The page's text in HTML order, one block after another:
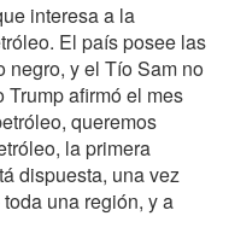
interesa a la
El país posee las
negro, y el Tío Sam no
afirmó el mes
queremos
la primera
dispuesta, una vez
una región, y a